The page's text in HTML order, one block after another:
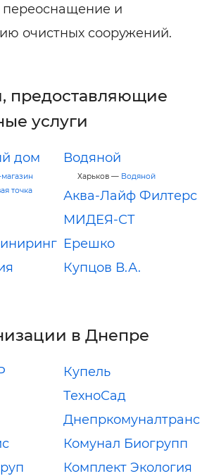
переоснащение и
очистных сооружений.
предоставляющие
услуги
дом
точка
Водяной
Харьков — Водяной
Аква-Лайф Филтерс
МИДЕЯ-СТ
Ерешко
Купцов В.А.
в Днепре
Купель
ТехноСад
Днепркомуналтранс
Комунал Биогрупп
Комплект Экология